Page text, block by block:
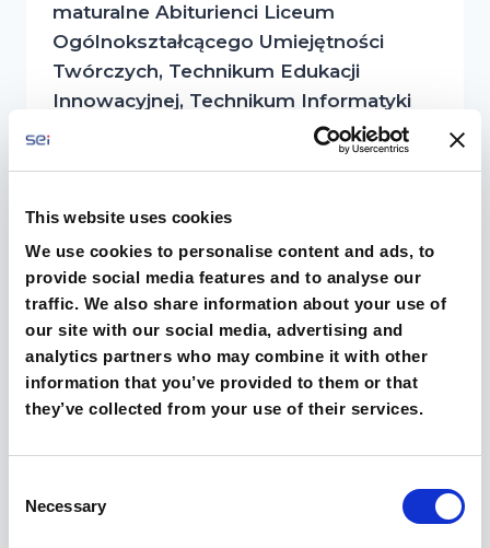
This website uses cookies
We use cookies to personalise content and ads, to
provide social media features and to analyse our
traffic. We also share information about your use of
our site with our social media, advertising and
analytics partners who may combine it with other
information that you’ve provided to them or that
they’ve collected from your use of their services.
Selection
Necessary
maturalne Abiturienci Liceum
Ogólnokształcącego Umiejętności
Twórczych, Technikum Edukacji
Innowacyjnej, Technikum Informatyki
Edukacji Innowacyjnej oraz Liceum
Ogólnokształcącego dla Dorosłych
języka polskiego. Przypominamy o
terminach: 04.05 – piątek godz.
9:00 – język polski poziom
podstawowy godz. 14:00 – język polski
poziom rozszerzony 07.05 –
poniedziałek godz. 9:00 –…
DOWIEDZ SIĘ WIĘCEJOD
MATURA!